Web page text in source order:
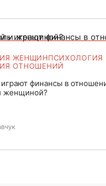
ЖЕНЩИН
ОТНОШЕНИЙ
финансы в
женщиной?